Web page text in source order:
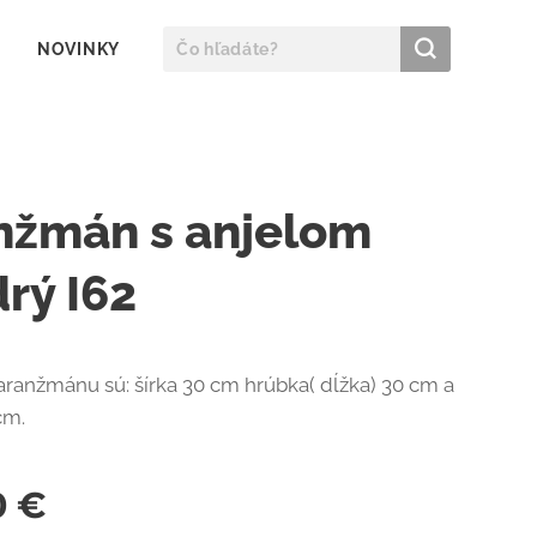
NOVINKY
s anjelom
I62
sú: šírka 30 cm hrúbka( dĺžka) 30 cm a
€